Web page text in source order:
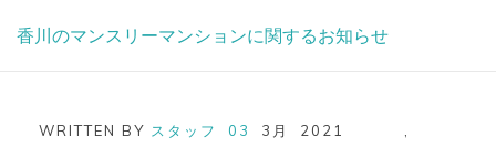
香川のマンスリーマンションに関するお知らせ
WRITTEN BY スタッフ 03 3月 2021